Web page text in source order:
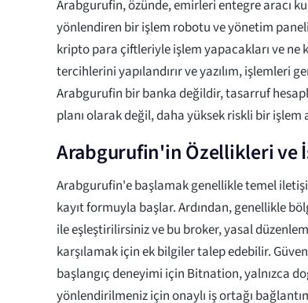
Arabgurufin, özünde, emirleri entegre aracı
yönlendiren bir işlem robotu ve yönetim
kripto para çiftleriyle işlem yapacakları ve ne
tercihlerini yapılandırır ve yazılım, işlemleri
Arabgurufin bir banka değildir, tasarruf
planı olarak değil, daha yüksek riskli bir
Arabgurufin'in Özellikleri ve
Arabgurufin'e başlamak genellikle temel
kayıt formuyla başlar. Ardından, genellikle
ile eşleştirilirsiniz ve bu broker, yasal
karşılamak için ek bilgiler talep edebilir.
başlangıç deneyimi için Bitnation, yalnızca
yönlendirilmeniz için onaylı iş ortağı